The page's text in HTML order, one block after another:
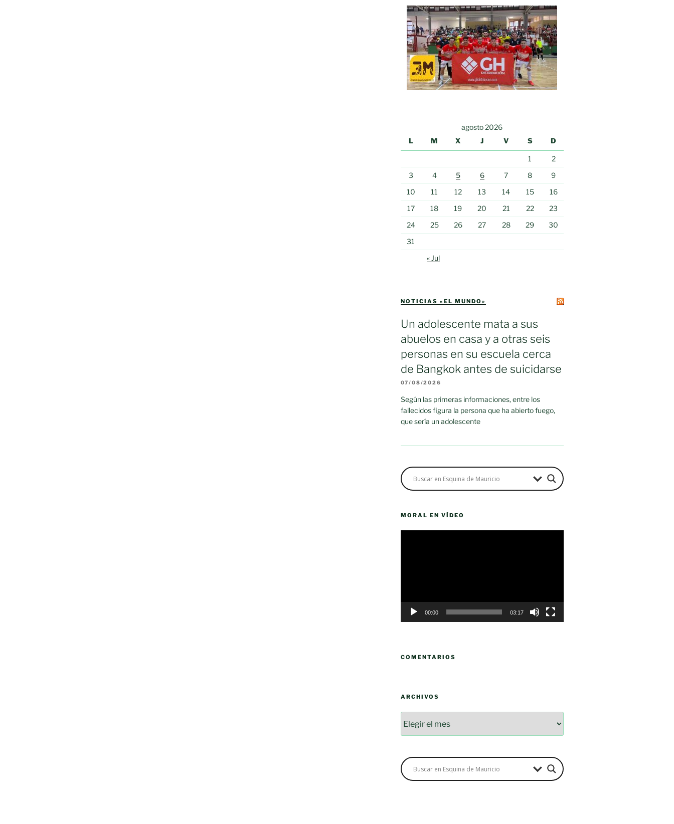
agosto 2026
L
M X J V S D
1
2
3
4 5 6 7 8
9
10
11 12 13 14 15
16
17
18 19 20 21 22
23
24
25 26 27 28 29
30
31
« Jul
NOTICIAS «EL MUNDO»
Un adolescente mata a sus
abuelos en casa y a otras seis
personas en su escuela cerca
de Bangkok antes de suicidarse
07/08/2026
Según las primeras informaciones, entre los
fallecidos figura la persona que ha abierto fuego,
que sería un adolescente
MORAL EN VÍDEO
00:00 03:17
COMENTARIOS
ARCHIVOS